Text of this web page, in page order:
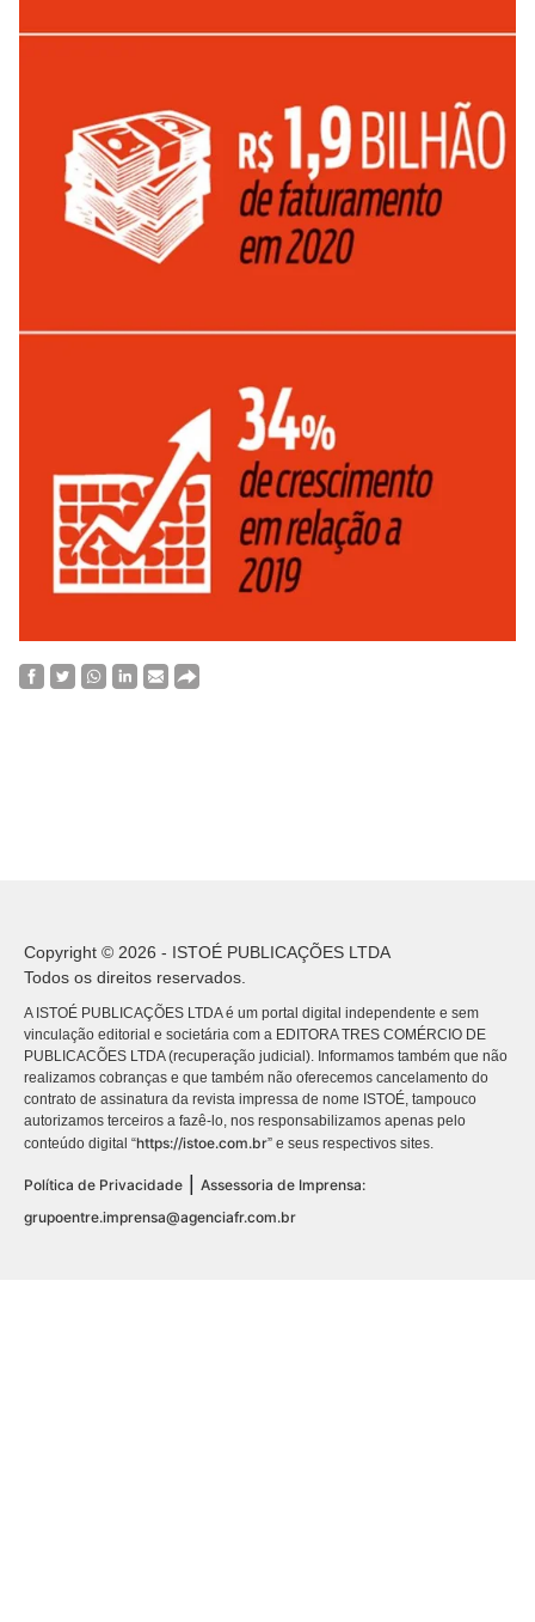
Copyright © 2026 - ISTOÉ PUBLICAÇÕES LTDA
Todos os direitos reservados.
A ISTOÉ PUBLICAÇÕES LTDA é um portal digital independente e sem
vinculação editorial e societária com a EDITORA TRES COMÉRCIO DE
PUBLICACÕES LTDA (recuperação judicial). Informamos também que não
realizamos cobranças e que também não oferecemos cancelamento do
contrato de assinatura da revista impressa de nome ISTOÉ, tampouco
autorizamos terceiros a fazê-lo, nos responsabilizamos apenas pelo
conteúdo digital “https://istoe.com.br” e seus respectivos sites.
Política de Privacidade | Assessoria de Imprensa:
grupoentre.imprensa@agenciafr.com.br